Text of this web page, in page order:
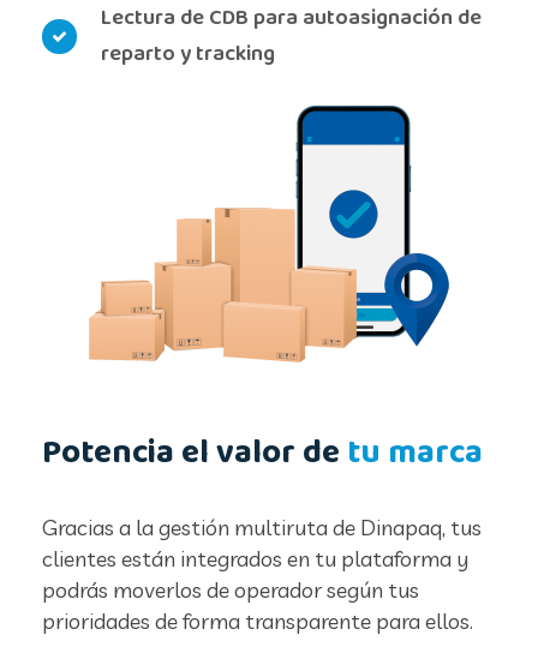
Lectura de CDB para autoasignación de
reparto y tracking
Potencia el valor de tu marca
Gracias a la gestión multiruta de Dinapaq, tus
clientes están integrados en tu plataforma y
podrás moverlos de operador según tus
prioridades de forma transparente para ellos.